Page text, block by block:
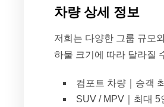
차량 상세 정보
저희는 다양한 그룹 규모
하물 크기에 따라 달라질
컴포트 차량｜승객
SUV / MPV｜최대 5